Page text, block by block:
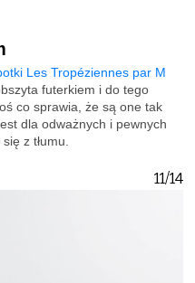
Les Tropéziennes par M
futerkiem i do tego
co sprawia, że są one tak
dla odważnych i pewnych
z tłumu.
11/14